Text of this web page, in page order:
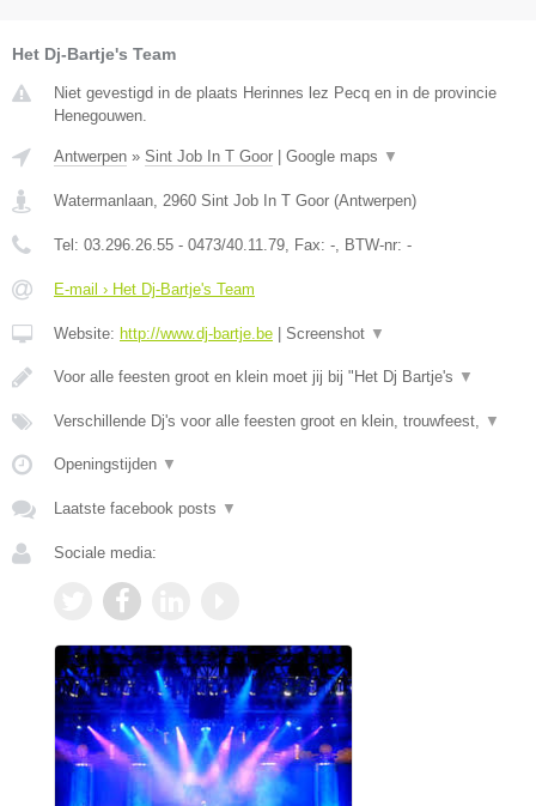
Het Dj-Bartje's Team
Niet gevestigd in de plaats Herinnes lez Pecq en in de provincie
Henegouwen.
Antwerpen » Sint Job In T Goor Google maps ▼
Watermanlaan 2960 Sint Job In T Goor (Antwerpen)
Tel: 03.296.26.55 - 0473/40.11.79 , Fax: - , BTW-nr: -
E-mail › Het Dj-Bartje's Team
Website: http://www.dj-bartje.be Screenshot ▼
Voor alle feesten groot en klein moet jij bij "Het Dj Bartje's ▼
Verschillende Dj's voor alle feesten groot en klein, trouwfeest, ▼
Openingstijden ▼
Laatste facebook posts ▼
Sociale media: